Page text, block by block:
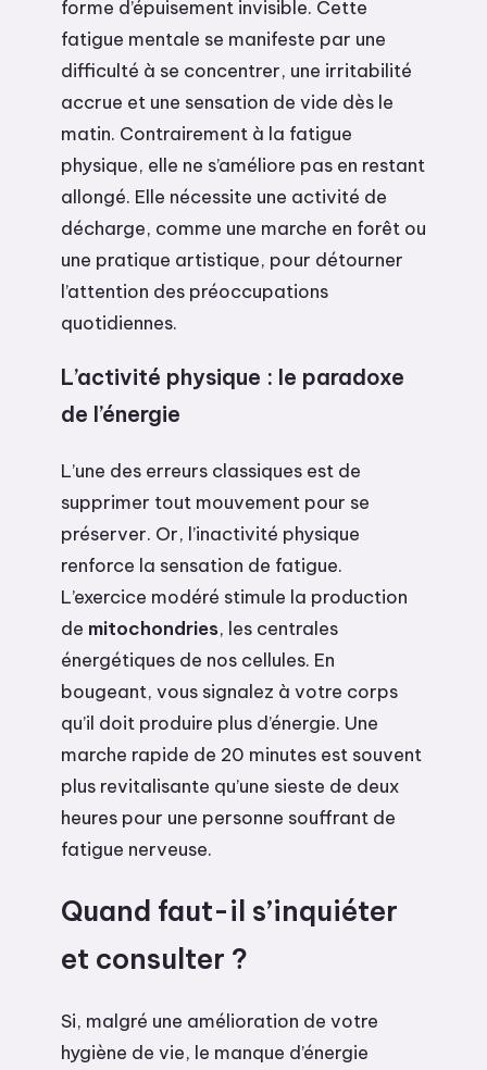
forme d’épuisement invisible. Cette
fatigue mentale se manifeste par une
difficulté à se concentrer, une irritabilité
accrue et une sensation de vide dès le
matin. Contrairement à la fatigue
physique, elle ne s’améliore pas en restant
allongé. Elle nécessite une activité de
décharge, comme une marche en forêt ou
une pratique artistique, pour détourner
l’attention des préoccupations
quotidiennes.
L’activité physique : le paradoxe
de l’énergie
L’une des erreurs classiques est de
supprimer tout mouvement pour se
préserver. Or, l’inactivité physique
renforce la sensation de fatigue.
L’exercice modéré stimule la production
de mitochondries, les centrales
énergétiques de nos cellules. En
bougeant, vous signalez à votre corps
qu’il doit produire plus d’énergie. Une
marche rapide de 20 minutes est souvent
plus revitalisante qu’une sieste de deux
heures pour une personne souffrant de
fatigue nerveuse.
Quand faut-il s’inquiéter
et consulter ?
Si, malgré une amélioration de votre
hygiène de vie, le manque d’énergie